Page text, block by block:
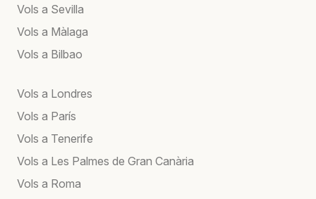
Vols a Sevilla
Vols a Màlaga
Vols a Bilbao
Vols a Londres
Vols a París
Vols a Tenerife
Vols a Les Palmes de Gran Canària
Vols a Roma